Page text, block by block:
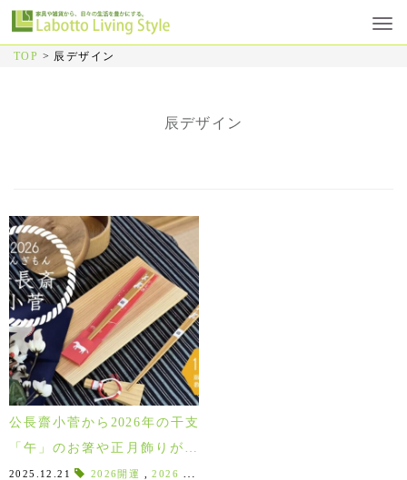
TOP > 辰デザイン
辰デザイン
公長齋小菅から2026年の干支
「午」のお箸や正月飾りが限
定入荷！縁起物の羽子板も！
2025.12.21 2026開運 ,2026